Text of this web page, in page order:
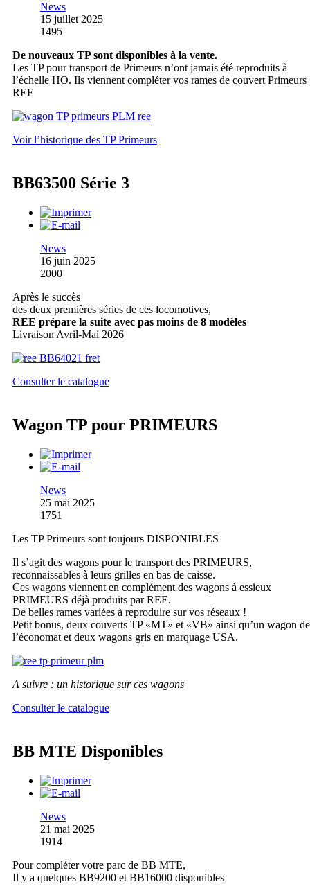
News
15 juillet 2025
1495
De nouveaux TP sont disponibles à la vente.
Les TP pour transport de Primeurs n’ont jamais été reproduits à
l’échelle HO. Ils viennent compléter vos rames de couvert Primeurs
REE
Voir l’historique des TP Primeurs
BB63500 Série 3
News
16 juin 2025
2000
Après le succès
des deux premières séries de ces locomotives,
REE prépare la suite avec pas moins de 8 modèles
Livraison Avril-Mai 2026
Consulter le catalogue
Wagon TP pour PRIMEURS
News
25 mai 2025
1751
Les TP Primeurs sont toujours DISPONIBLES
Il s’agit des wagons pour le transport des PRIMEURS,
reconnaissables à leurs grilles en bas de caisse.
Ces wagons viennent en complément des wagons à essieux
PRIMEURS déjà produits par REE.
De belles rames variées à reproduire sur vos réseaux !
Petit bonus, deux couverts TP «MT» et «VB» ainsi qu’un wagon de
l’économat et deux wagons gris en marquage USA.
A suivre : un historique sur ces wagons
Consulter le catalogue
BB MTE Disponibles
News
21 mai 2025
1914
Pour compléter votre parc de BB MTE,
Il y a quelques BB9200 et BB16000 disponibles